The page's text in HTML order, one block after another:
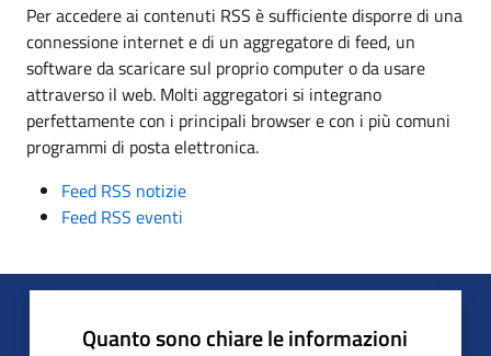
Per accedere ai contenuti RSS è sufficiente disporre di una
connessione internet e di un aggregatore di feed, un
software da scaricare sul proprio computer o da usare
attraverso il web. Molti aggregatori si integrano
perfettamente con i principali browser e con i più comuni
programmi di posta elettronica.
Feed RSS notizie
Feed RSS eventi
Quanto sono chiare le informazioni